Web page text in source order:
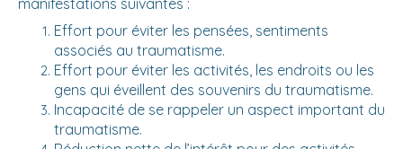
Effort pour éviter les pensées, sentiments
associés au traumatisme.
Effort pour éviter les activités, les endroits ou les
gens qui éveillent des souvenirs du traumatisme.
Incapacité de se rappeler un aspect important du
traumatisme.